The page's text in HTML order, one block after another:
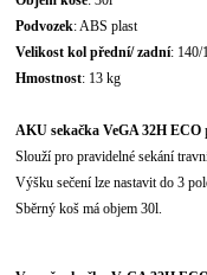
Podvozek: ABS plast
Velikost kol přední/ zadní: 140/
Hmostnost: 13 kg
AKU sekačka VeGA 32H ECO
Slouží pro pravidelné sekání
Výšku sečení lze nastavit do 3
Sběrný koš má objem 30l.